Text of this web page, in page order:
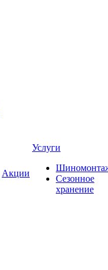
Акции
Услуги
Сезонное
хранение